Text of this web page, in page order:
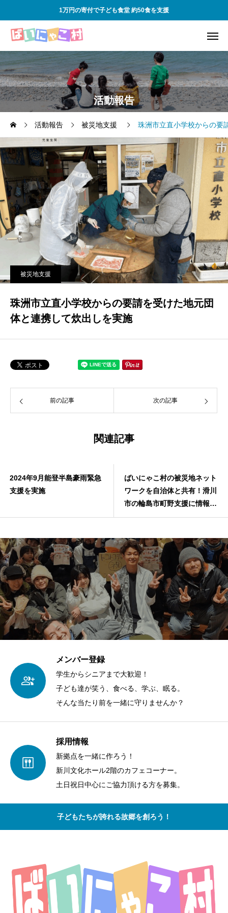
1万円の寄付で子ども食堂 約50食を支援
活動報告
活動報告 被災地支援 珠洲市立直小学校からの要
被災地支援
珠洲市立直小学校からの要請を受けた地元団
体と連携して炊出しを実施
前の記事 次の記事
関連記事
2024年9月能登半島豪雨緊急
支援を実施
ばいにゃこ村の被災地ネット
ワークを自治体と共有！滑川
市の輪島市町野支援に情報提
供
メンバー登録
学生からシニアまで大歓迎！
子ども達が笑う、食べる、学ぶ、眠る。
そんな当たり前を一緒に守りませんか？
採用情報
新拠点を一緒に作ろう！
新川文化ホール2階のカフェコーナー。
土日祝日中心にご協力頂ける方を募集。
子どもたちが誇れる故郷を創ろう！